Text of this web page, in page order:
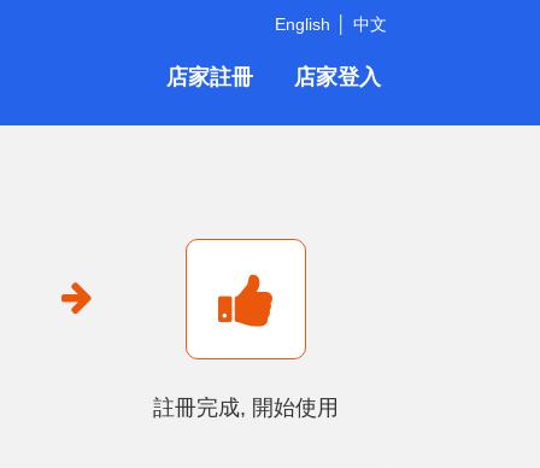
English 中文
店家註冊 店家登入
註冊完成, 開始使用